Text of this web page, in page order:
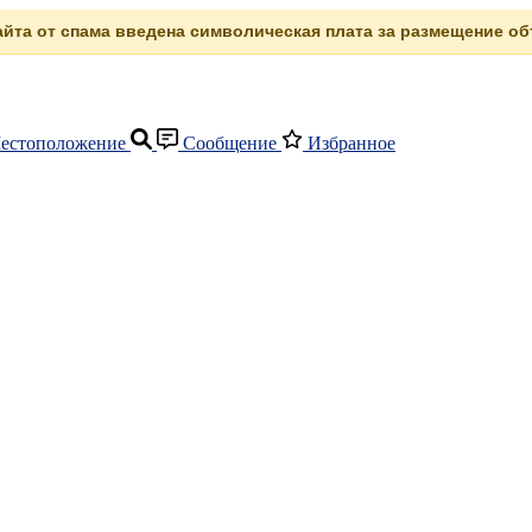
от спама введена символическая плата за размещение
Сообщение Избранное